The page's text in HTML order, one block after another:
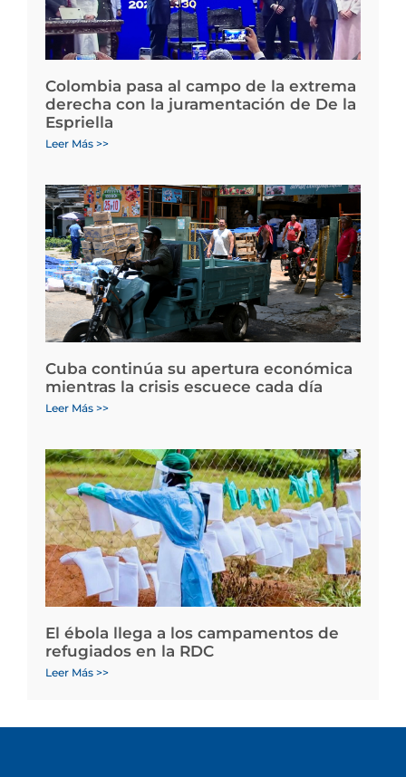
Colombia pasa al campo de la extrema
derecha con la juramentación de De la
Espriella
Leer Más >>
Cuba continúa su apertura económica
mientras la crisis escuece cada día
Leer Más >>
El ébola llega a los campamentos de
refugiados en la RDC
Leer Más >>